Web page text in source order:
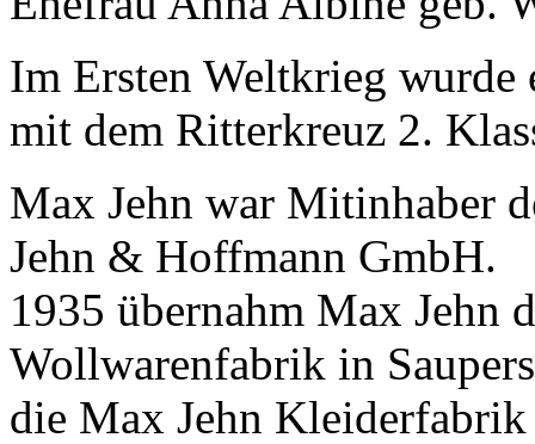
Im Ersten Weltkrieg wurde
mit dem Ritterkreuz 2.
Max Jehn war Mitinhaber
Jehn & Hoffmann GmbH.
1935 übernahm Max Jehn
Wollwarenfabrik in
die Max Jehn